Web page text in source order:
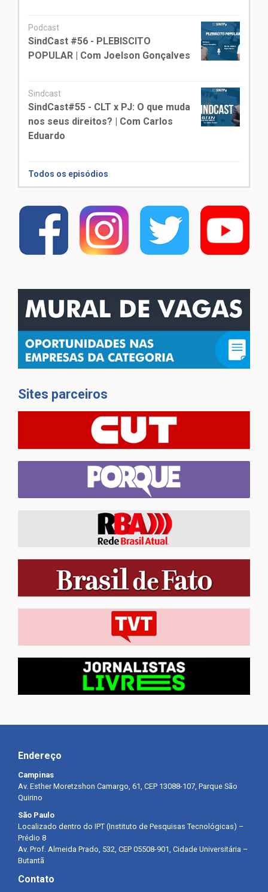
Podcast
SindCast #56 - PLEBISCITO
POPULAR | Com Joelson Gonçalves
Sindcast
SindCast#55 - CLT x PJ: O que muda
nos seus direitos? | Com Carlos
Eduardo
Todos os episódios
Sites parceiros
Endereço
Campinas
Av. Esther Moretzshon Camargo, 61, CEP 13088-107, Parque São
Quirino
São Paulo
Localizado dentro do IPT (Instituto de Pesquisas Tecnológicas) –
Prédio 8
Av. Prof. Almeida Prado, 532, CEP 05508-901, Cidade Universitária –
Butantã
Contato